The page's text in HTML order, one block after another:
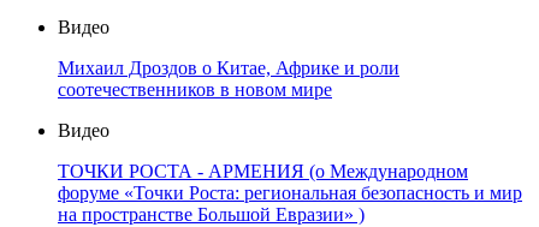
Видео
Михаил Дроздов о Китае, Африке и роли
соотечественников в новом мире
Видео
ТОЧКИ РОСТА - АРМЕНИЯ (о Международном
форуме «Точки Роста: региональная безопасность и мир
на пространстве Большой Евразии» )